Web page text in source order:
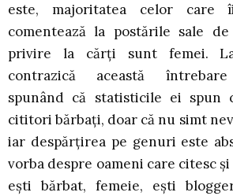
este, majoritatea celor
comentează la postările sale
privire la cărți sunt femei.
contrazică această întrebare
spunând că statisticile ei spun
cititori bărbați, doar că nu simt
iar despărțirea pe genuri este
vorba despre oameni care citesc
ești bărbat, femeie, ești